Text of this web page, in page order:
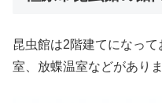
昆虫館は2階建てになっ
室、放蝶温室などがありま